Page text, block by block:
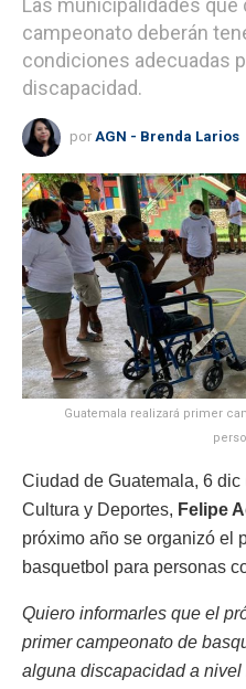
Las municipalidades
campeonato deberán
condiciones adecuadas
discapacidad.
por AGN - Brenda Larios
Guatemala realizará primer
Ciudad de Guatemala, 6
Cultura y Deportes, Felipe
próximo año se organizó el
basquetbol para personas
Quiero informarles que el
primer campeonato de
alguna discapacidad a